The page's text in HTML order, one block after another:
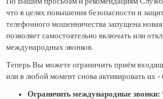
что в целях повышения безопасности и
телефонного мошенничества запущена новая
позволяет самостоятельно включать или
международных звонков.
Теперь Вы можете ограничить приём
или в любой момент снова активировать их
Ограничить международные звонки: